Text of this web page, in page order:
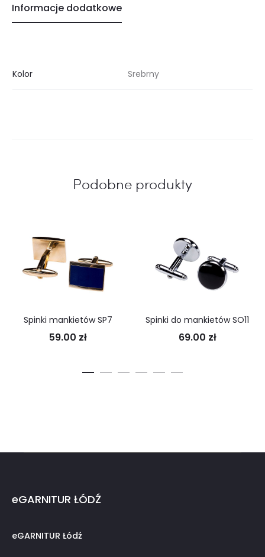
Informacje dodatkowe
Kolor Srebrny
Podobne produkty
Spinki mankietów SP7
59.00 zł
Spinki do mankietów SO11
69.00 zł
eGARNITUR ŁÓDŹ
eGARNITUR Łódź